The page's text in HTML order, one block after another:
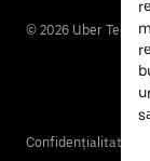
© 2026 Uber
Confidențialitate